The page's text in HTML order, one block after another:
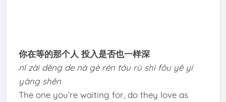
你在等的那个人 投入是否也一样深
nǐ zài děng de nà gè rén tóu rù shì fǒu yě yí
yàng shēn
The one you’re waiting for, do they love as